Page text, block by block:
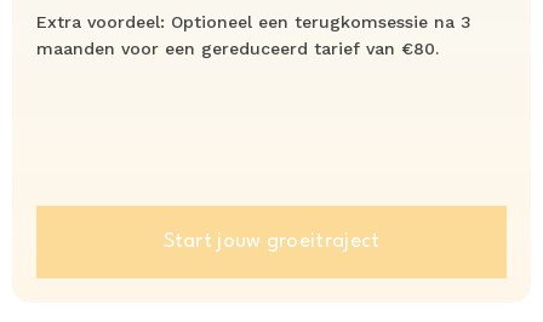
Extra voordeel: Optioneel een terugkomsessie na 3
maanden voor een gereduceerd tarief van €80.
Start jouw groeitraject